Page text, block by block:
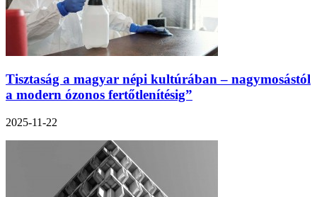
Tisztaság a magyar népi kultúrában – nagymosástól
a modern ózonos fertőtlenítésig”
2025-11-22